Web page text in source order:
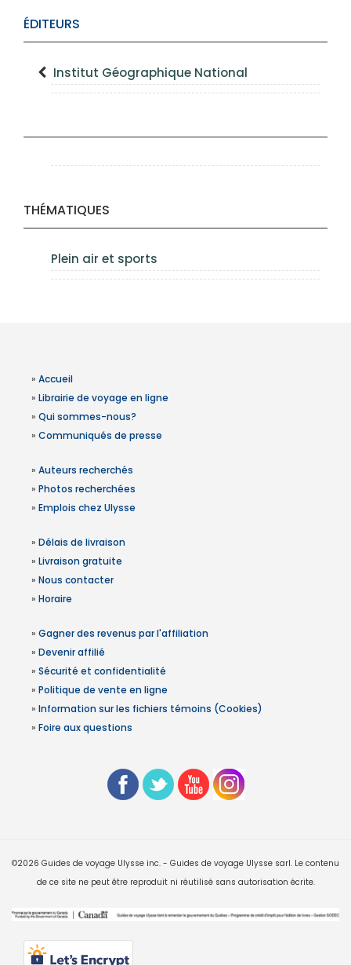
ÉDITEURS
Institut Géographique National
THÉMATIQUES
Plein air et sports
» Accueil
» Librairie de voyage en ligne
» Qui sommes-nous?
» Communiqués de presse
» Auteurs recherchés
» Photos recherchées
» Emplois chez Ulysse
» Délais de livraison
» Livraison gratuite
» Nous contacter
» Horaire
» Gagner des revenus par l'affiliation
» Devenir affilié
» Sécurité et confidentialité
» Politique de vente en ligne
» Information sur les fichiers témoins (Cookies)
» Foire aux questions
©2026 Guides de voyage Ulysse inc. - Guides de voyage Ulysse sarl. Le contenu
de ce site ne peut être reproduit ni réutilisé sans autorisation écrite.